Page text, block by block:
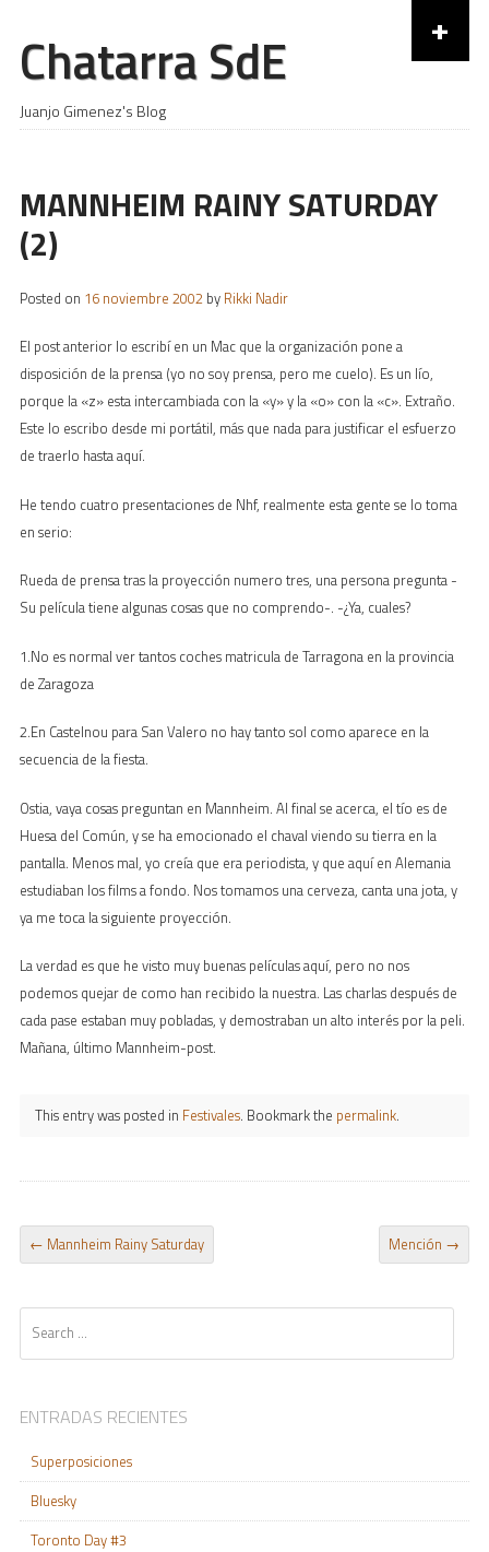
Chatarra SdE
Juanjo Gimenez's Blog
+
Skip to content
MANNHEIM RAINY SATURDAY
(2)
Posted on 16 noviembre 2002by Rikki Nadir
El post anterior lo escribí en un Mac que la organización pone a
disposición de la prensa (yo no soy prensa, pero me cuelo). Es un lío,
porque la «z» esta intercambiada con la «y» y la «o» con la «c». Extraño.
Este lo escribo desde mi portátil, más que nada para justificar el esfuerzo
de traerlo hasta aquí.
He tendo cuatro presentaciones de Nhf, realmente esta gente se lo toma
en serio:
Rueda de prensa tras la proyección numero tres, una persona pregunta -
Su película tiene algunas cosas que no comprendo-. -¿Ya, cuales?
1.No es normal ver tantos coches matricula de Tarragona en la provincia
de Zaragoza
2.En Castelnou para San Valero no hay tanto sol como aparece en la
secuencia de la fiesta.
Ostia, vaya cosas preguntan en Mannheim. Al final se acerca, el tío es de
Huesa del Común, y se ha emocionado el chaval viendo su tierra en la
pantalla. Menos mal, yo creía que era periodista, y que aquí en Alemania
estudiaban los films a fondo. Nos tomamos una cerveza, canta una jota, y
ya me toca la siguiente proyección.
La verdad es que he visto muy buenas películas aquí, pero no nos
podemos quejar de como han recibido la nuestra. Las charlas después de
cada pase estaban muy pobladas, y demostraban un alto interés por la peli.
Mañana, último Mannheim-post.
This entry was posted in Festivales. Bookmark the permalink.
POST NAVIGATION
← Mannheim Rainy Saturday Mención →
ENTRADAS RECIENTES
Superposiciones
Bluesky
Toronto Day #3